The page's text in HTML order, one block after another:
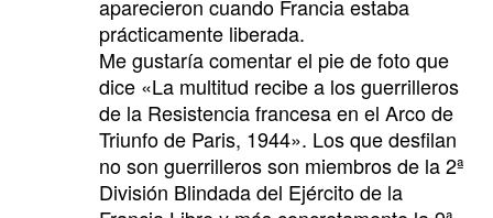
aparecieron cuando Francia estaba
prácticamente liberada.
Me gustaría comentar el pie de foto que
dice «La multitud recibe a los guerrilleros
de la Resistencia francesa en el Arco de
Triunfo de Paris, 1944». Los que desfilan
no son guerrilleros son miembros de la 2ª
División Blindada del Ejército de la